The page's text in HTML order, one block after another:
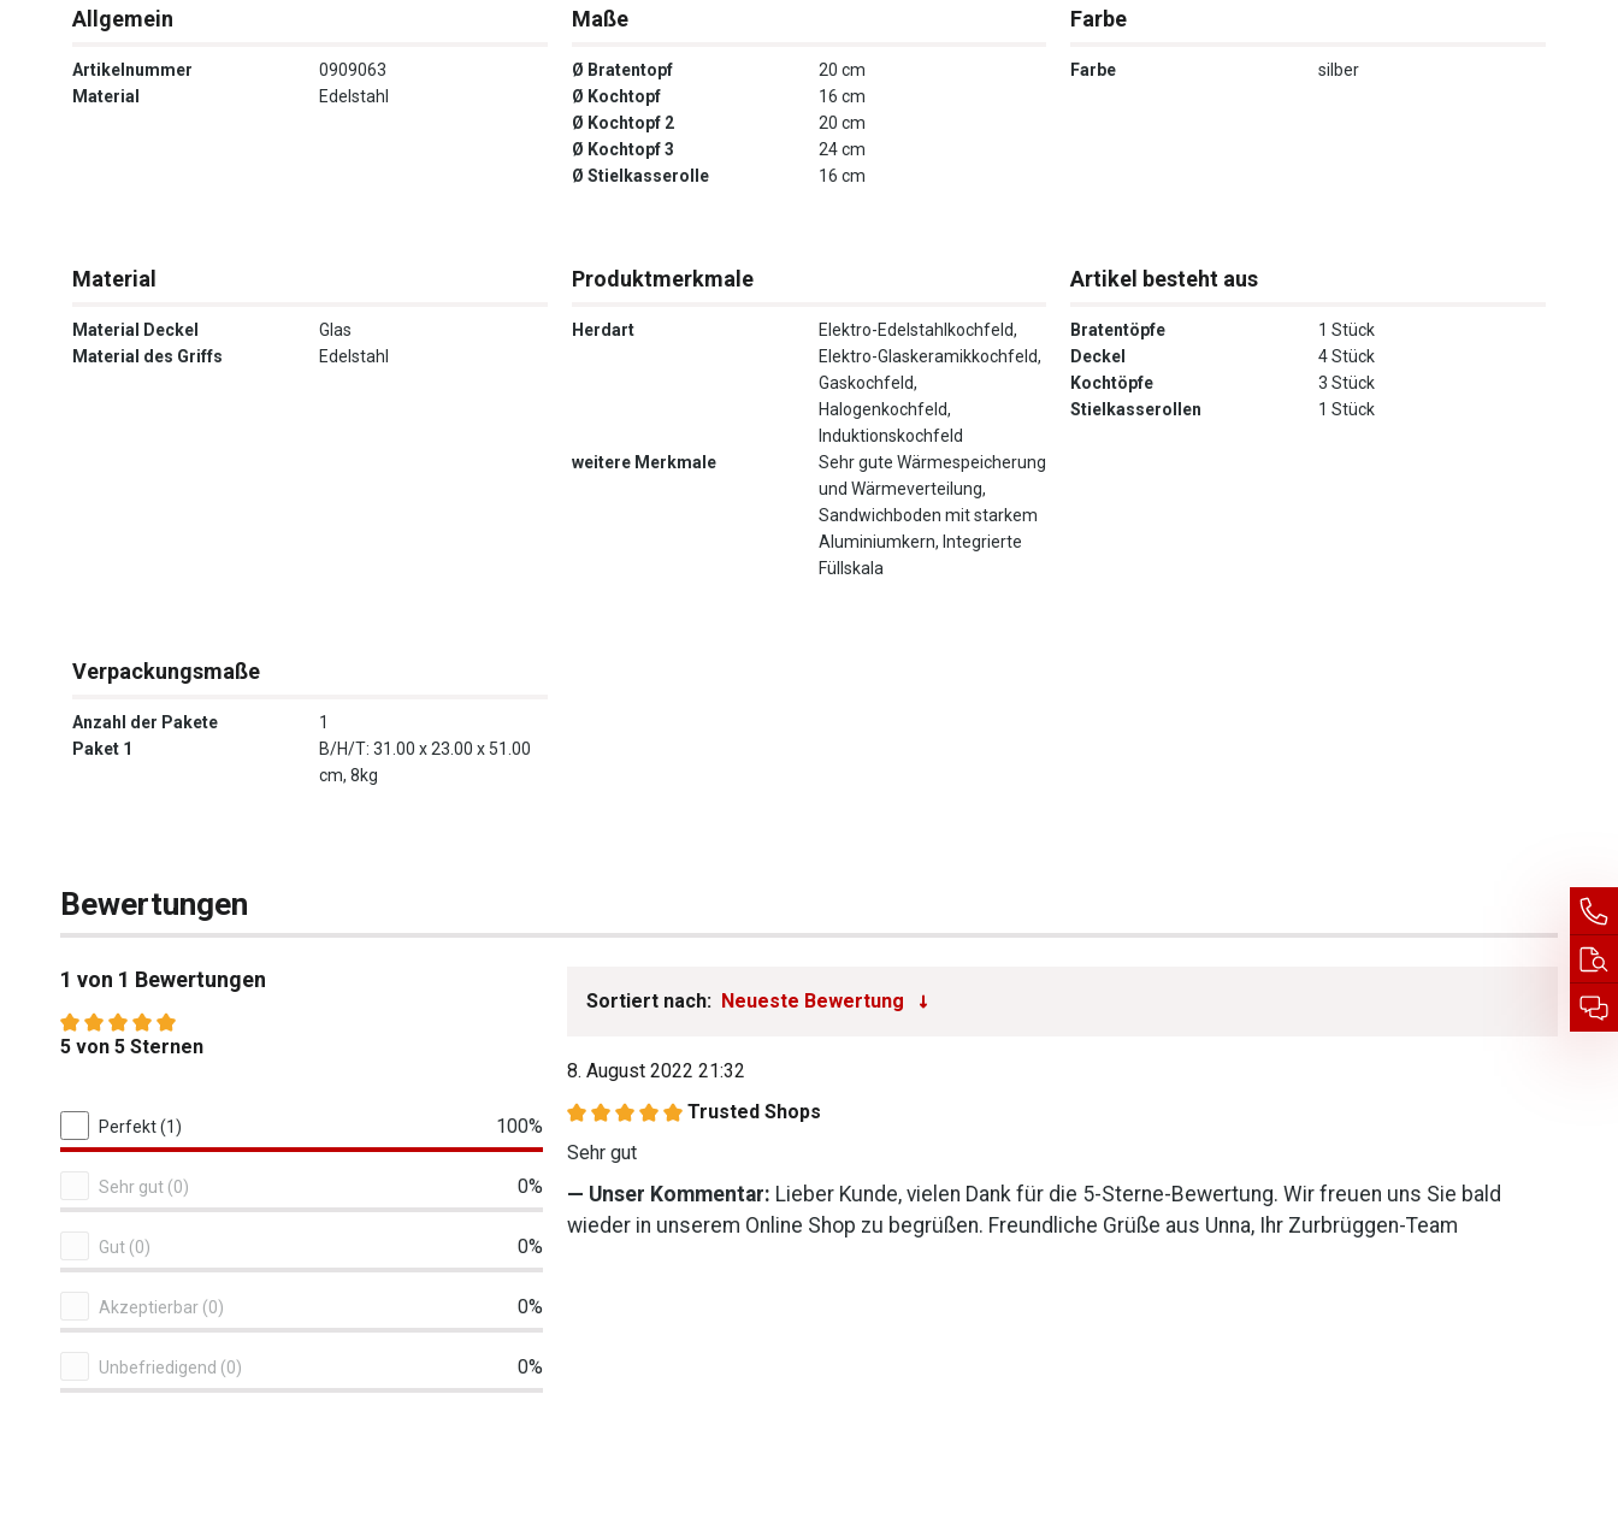
Allgemein
Artikelnummer
0909063
Material
Edelstahl
Maße
Ø Bratentopf
20 cm
Ø Kochtopf
16 cm
Ø Kochtopf 2
20 cm
Ø Kochtopf 3
24 cm
Ø Stielkasserolle
16 cm
Farbe
Farbe silber
Material
Material Deckel
Glas
Material des Griffs
Edelstahl
Produktmerkmale
Herdart
Elektro-Edelstahlkochfeld,
Elektro-Glaskeramikkochfeld,
Gaskochfeld,
Halogenkochfeld,
Induktionskochfeld
weitere Merkmale
Sehr gute Wärmespeicherung
und Wärmeverteilung,
Sandwichboden mit starkem
Aluminiumkern, Integrierte
Füllskala
Artikel besteht aus
Bratentöpfe
1 Stück
Deckel
4 Stück
Kochtöpfe
3 Stück
Stielkasserollen
1 Stück
Verpackungsmaße
Anzahl der Pakete
1
Paket 1
B/H/T: 31.00 x 23.00 x 51.00
cm, 8kg
Bewertungen
1 von 1 Bewertungen
Durchschnittliche Bewertung von 5 von 5 Sternen
5 von 5 Sternen
1 von 1 Bewertungen
Perfekt (1) 100%
Sehr gut (0) 0%
Gut (0) 0%
Akzeptierbar (0) 0%
Unbefriedigend (0) 0%
Sortiert nach:
8. August 2022 21:32
Bewertung mit 5 von 5 Sternen
Trusted Shops
Sehr gut
Unser Kommentar: Lieber Kunde, vielen Dank für die 5-Sterne-Bewertung. Wir freuen uns Sie bald
wieder in unserem Online Shop zu begrüßen. Freundliche Grüße aus Unna, Ihr Zurbrüggen-Team